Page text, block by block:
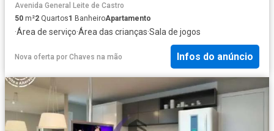
Avenida General Leite de Castro
50 m²2 Quartos1 BanheiroApartamento
·Área de serviço·Área das crianças·Sala de jogos
Nova oferta por Chaves na mão Infos do anúncio